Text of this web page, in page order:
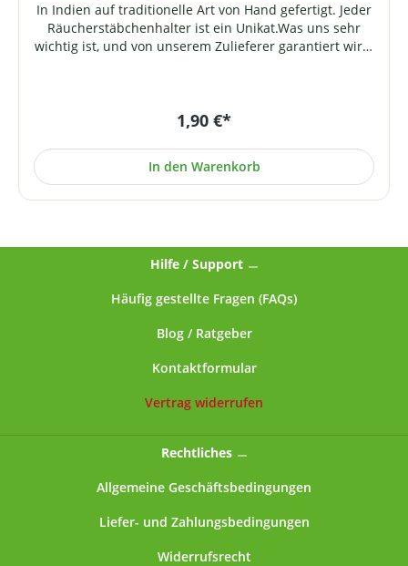
In Indien auf traditionelle Art von Hand gefertigt. Jeder
Räucherstäbchenhalter ist ein Unikat.Was uns sehr
wichtig ist, und von unserem Zulieferer garantiert wird,
Bedingungen. Wir haben dieses Produkt daher einer
Stück, Lieferung ohne Räucherwerk. Falls Sie ein
bestimmtes Motiv (Verzierung) wünschen, werden wir
1,90 €*
In den Warenkorb
Hilfe / Support
Häufig gestellte Fragen (FAQs)
Blog / Ratgeber
Kontaktformular
Vertrag widerrufen
Rechtliches
Allgemeine Geschäftsbedingungen
Liefer- und Zahlungsbedingungen
Widerrufsrecht